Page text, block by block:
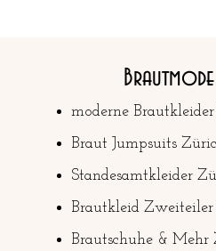
moderne
Braut Jumpsuits
Standesamtkleider
Brautkleid
Brautschuhe & Mehr